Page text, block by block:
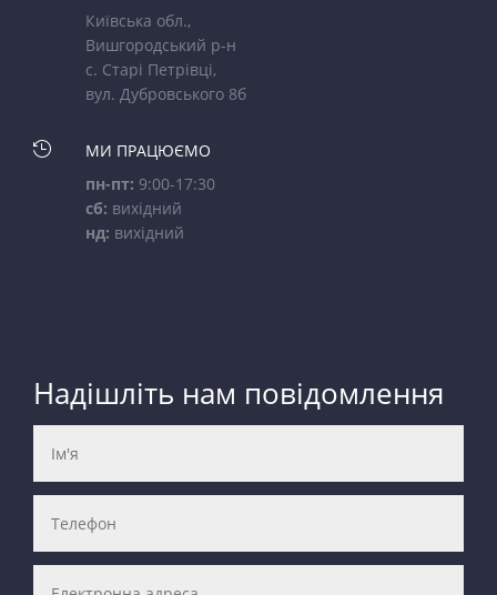
Київська обл.,
Вишгородський р-н
с. Старі Петрівці,
вул. Дубровського 8б

МИ ПРАЦЮЄМО
пн-пт: 9:00-17:30
сб: вихідний
нд: вихідний
Надішліть нам повідомлення